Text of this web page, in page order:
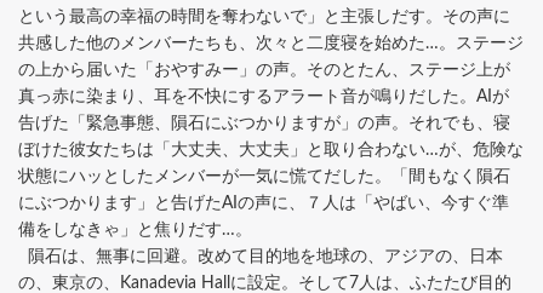
という最高の幸福の時間を奪わないで」と主張しだす。その声に
共感した他のメンバーたちも、次々と二度寝を始めた…。ステージ
の上から届いた「おやすみー」の声。そのとたん、ステージ上が
真っ赤に染まり、耳を不快にするアラート音が鳴りだした。AIが
告げた「緊急事態、隕石にぶつかりますが」の声。それでも、寝
ぼけた彼女たちは「大丈夫、大丈夫」と取り合わない…が、危険な
状態にハッとしたメンバーが一気に慌てだした。「間もなく隕石
にぶつかります」と告げたAIの声に、７人は「やばい、今すぐ準
備をしなきゃ」と焦りだす…。
隕石は、無事に回避。改めて目的地を地球の、アジアの、日本
の、東京の、Kanadevia Hallに設定。そして7人は、ふたたび目的